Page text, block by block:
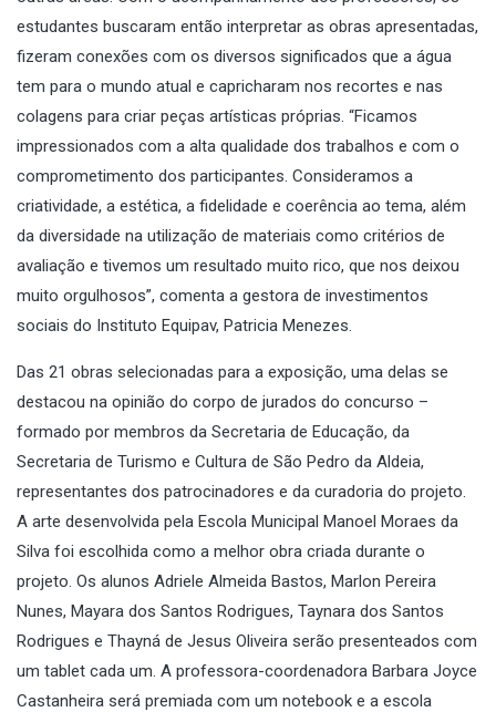
estudantes buscaram então interpretar as obras apresentadas,
fizeram conexões com os diversos significados que a água
tem para o mundo atual e capricharam nos recortes e nas
colagens para criar peças artísticas próprias. “Ficamos
impressionados com a alta qualidade dos trabalhos e com o
comprometimento dos participantes. Consideramos a
criatividade, a estética, a fidelidade e coerência ao tema, além
da diversidade na utilização de materiais como critérios de
avaliação e tivemos um resultado muito rico, que nos deixou
muito orgulhosos”, comenta a gestora de investimentos
sociais do Instituto Equipav, Patricia Menezes.
Das 21 obras selecionadas para a exposição, uma delas se
destacou na opinião do corpo de jurados do concurso –
formado por membros da Secretaria de Educação, da
Secretaria de Turismo e Cultura de São Pedro da Aldeia,
representantes dos patrocinadores e da curadoria do projeto.
A arte desenvolvida pela Escola Municipal Manoel Moraes da
Silva foi escolhida como a melhor obra criada durante o
projeto. Os alunos Adriele Almeida Bastos, Marlon Pereira
Nunes, Mayara dos Santos Rodrigues, Taynara dos Santos
Rodrigues e Thayná de Jesus Oliveira serão presenteados com
um tablet cada um. A professora-coordenadora Barbara Joyce
Castanheira será premiada com um notebook e a escola